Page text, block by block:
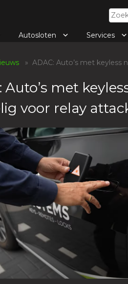
Zoeken
naar:
Autosloten Services
» ADAC: Auto’s met keyless
Auto’s met
voor relay